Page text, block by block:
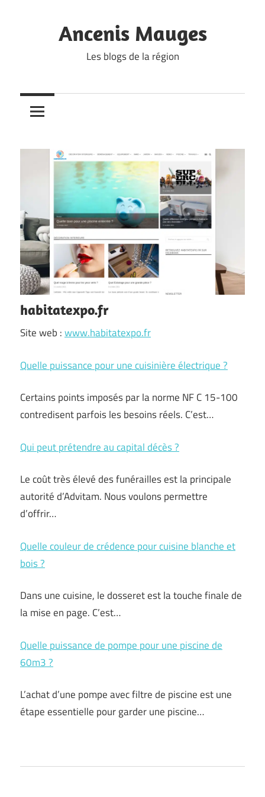
Ancenis Mauges
Les blogs de la région
habitatexpo.fr
Site web :www.habitatexpo.fr
Quelle puissance pour une cuisinière électrique ?
Certains points imposés par la norme NF C 15-100
contredisent parfois les besoins réels. C’est…
Qui peut prétendre au capital décès ?
Le coût très élevé des funérailles est la principale
autorité d’Advitam. Nous voulons permettre
d’offrir…
Quelle couleur de crédence pour cuisine blanche et
bois ?
Dans une cuisine, le dosseret est la touche finale de
la mise en page. C’est…
Quelle puissance de pompe pour une piscine de
60m3 ?
L’achat d’une pompe avec filtre de piscine est une
étape essentielle pour garder une piscine…